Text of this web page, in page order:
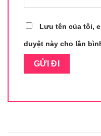
Lưu tên của tôi,
duyệt này cho lần